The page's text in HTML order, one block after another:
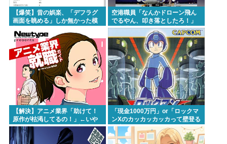
【悲報】じゃあ逆に「これはチェーン店でいいぞ」
ってもの
東浩紀さん、右からも左からも叩かれる「ポジショ
ントークをしないからこそ信頼できる」と擁護され
るwww
イチローの晩年(2011-2019)の成績、流石に擁護でき
ないwww
『ヤニねこ』新海誠、水島努、綾辻行人らクリエイ
ターが絶賛 過激描写はBPOでも議論に
避難所地獄と化す「ずっと同じ食べ物&断水でトイレ
【爆笑】昔の娯楽、「デフラグ
画面を眺める」しか無かった模
空港職員「なんかドローン飛ん
でるやん、叩き落としたろ！」
→自爆ドローンだった事が判明
【解決】アニメ業界「助けて！
原作が枯渇してるの！」←いや
既存作品の2期やったら良いよ
ね？
「現金1000万円」or「ロックマ
ンXのカッカッカッカって壁登る
能力」